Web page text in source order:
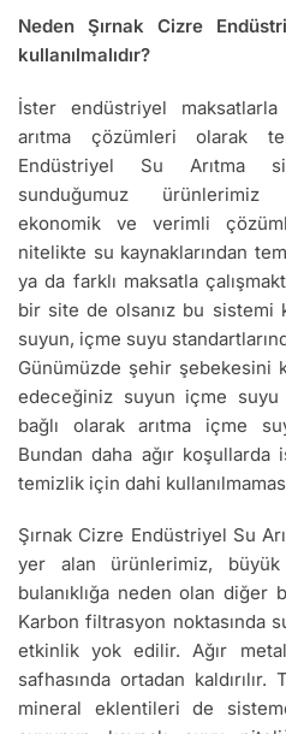
Neden Şırnak Cizre
kullanılmalıdır?
İster endüstriyel
arıtma çözümleri olarak
Endüstriyel Su Arıtma
sunduğumuz ürünlerimiz
ekonomik ve verimli
nitelikte su kaynaklarından
ya da farklı maksatla
bir site de olsanız bu sistemi
suyun, içme suyu
Günümüzde şehir şebekesini
edeceğiniz suyun içme
bağlı olarak arıtma içme
Bundan daha ağır
temizlik için dahi
Şırnak Cizre Endüstriyel Su
yer alan ürünlerimiz,
bulanıklığa neden olan diğer
Karbon filtrasyon noktasında
etkinlik yok edilir. Ağır
safhasında ortadan
mineral eklentileri de